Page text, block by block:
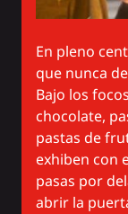
En pleno
que nunca
Bajo los
chocolate,
pastas de
exhiben con
pasas por
abrir la